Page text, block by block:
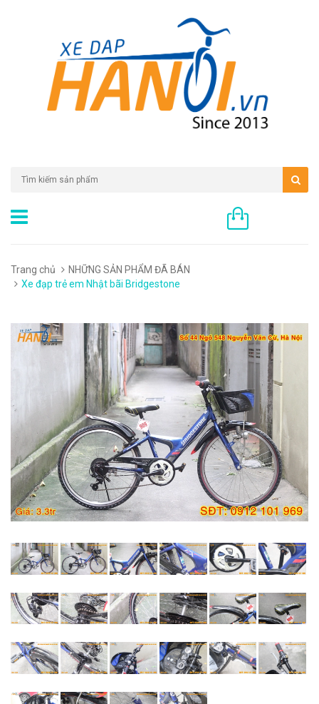
Trang chủ
NHỮNG SẢN PHẨM ĐÃ BÁN
Xe đạp trẻ em Nhật bãi Bridgestone